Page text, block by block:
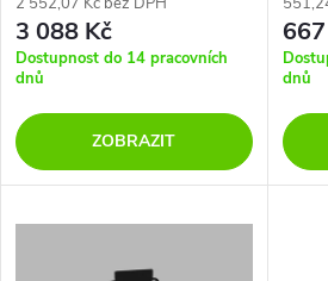
o
d
u
k
r
o
d
u
3 088 Kč
Dostupnost do 14 pracovních
dnů
ZOBRAZIT
dnů